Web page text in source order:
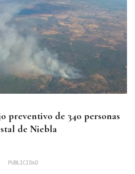
preventivo de 340 personas
de Niebla